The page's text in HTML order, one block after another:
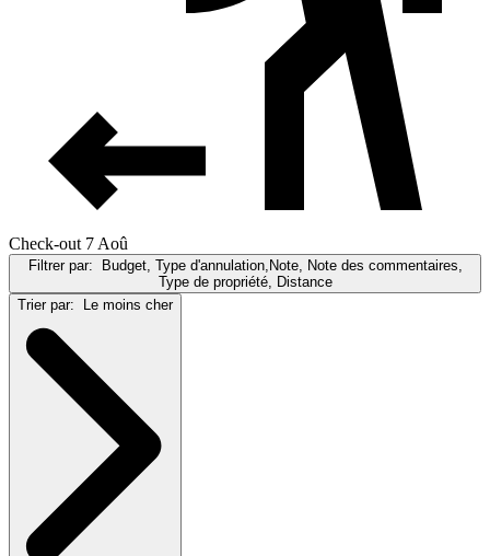
Check-out 7 Aoû
Filtrer par: Budget, Type d'annulation,Note, Note des commentaires,
Type de propriété, Distance
Trier par: Le moins cher